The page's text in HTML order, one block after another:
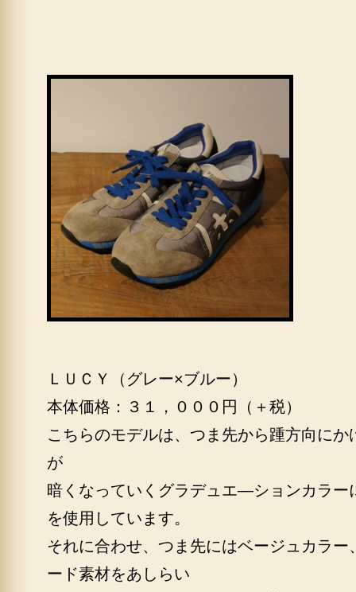
ＬＵＣＹ（グレー×ブルー）
本体価格：３１，０００円（＋税）
こちらのモデルは、つま先から踵方向に
が
暗くなっていくグラデュエ―ションカラー
を使用しています。
それに合わせ、つま先にはベージュカラ
ード素材をあしらい